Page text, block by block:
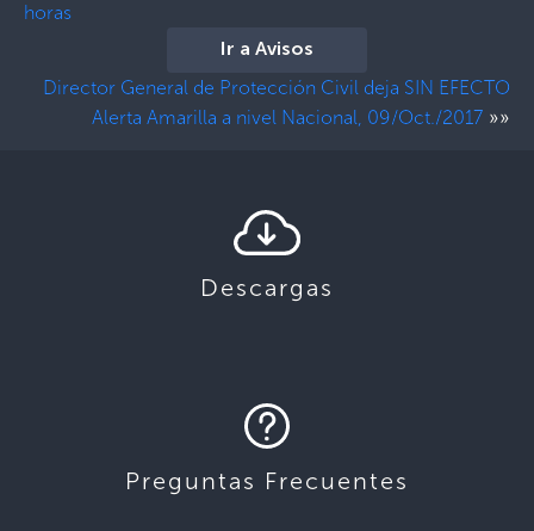
horas
Ir a Avisos
Director General de Protección Civil deja SIN EFECTO
Alerta Amarilla a nivel Nacional, 09/Oct./2017 »»
Descargas
Preguntas Frecuentes